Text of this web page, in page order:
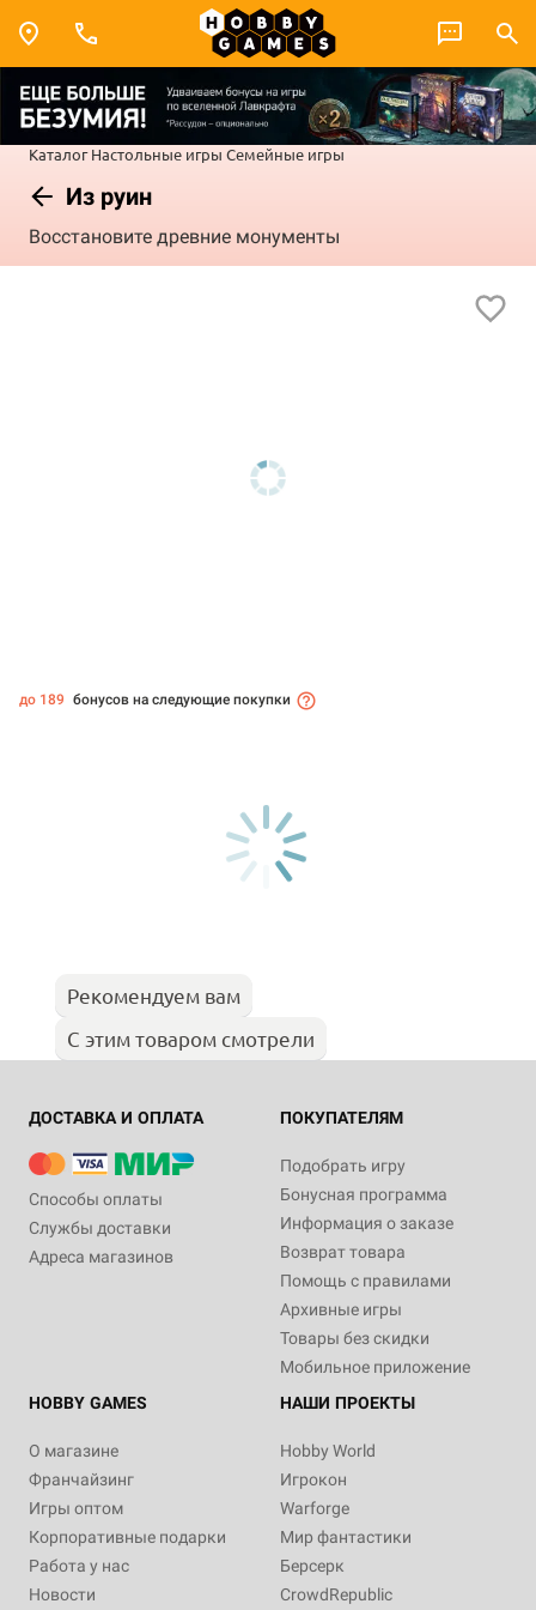
Каталог Настольные игры Семейные игры
Из руин
Восстановите древние монументы
до 189 бонусов на следующие покупки
Рекомендуем вам
С этим товаром смотрели
ДОСТАВКА И ОПЛАТА
Способы оплаты
Службы доставки
Адреса магазинов
ПОКУПАТЕЛЯМ
Подобрать игру
Бонусная программа
Информация о заказе
Возврат товара
Помощь с правилами
Архивные игры
Товары без скидки
Мобильное приложение
HOBBY GAMES
О магазине
Франчайзинг
Игры оптом
Корпоративные подарки
Работа у нас
Новости
НАШИ ПРОЕКТЫ
Hobby World
Игрокон
Warforge
Мир фантастики
Берсерк
CrowdRepublic